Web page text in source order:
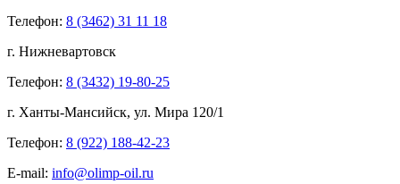
Телефон: 8 (3462) 31 11 18
г. Нижневартовск
Телефон: 8 (3432) 19-80-25
г. Ханты-Мансийск, ул. Мира 120/1
Телефон: 8 (922) 188-42-23
E-mail: info@olimp-oil.ru